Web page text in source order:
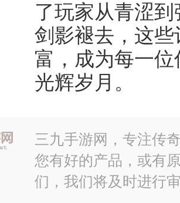
了玩家从青涩
剑影褪去，这
富，成为每一
光辉岁月。
三九手游网，专注传
您有好的产品，或有
们，我们将及时进行